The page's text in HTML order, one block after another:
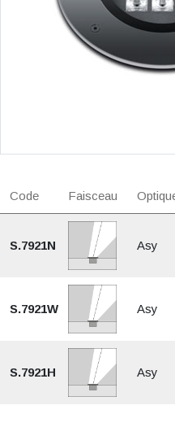
Code Faisceau
S.7921N Asy
S.7921W Asy
S.7921H Asy